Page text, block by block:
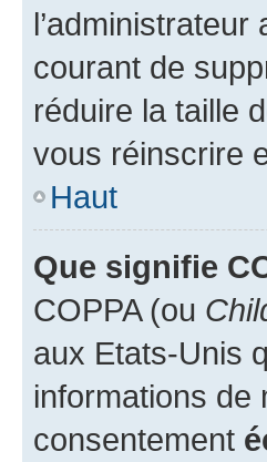
courant de
réduire la taille
vous réinscrire
Haut
Que signifie
COPPA (ou
aux Etats-Unis
informations de
consentement